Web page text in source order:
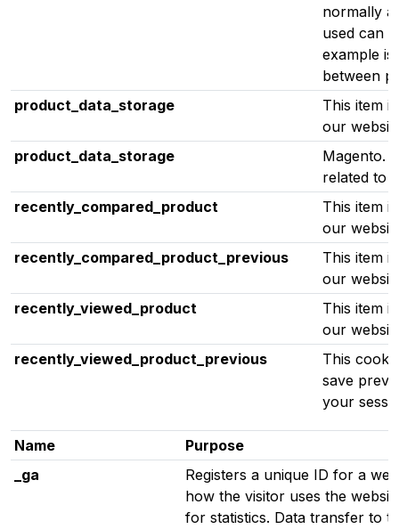
normally a
used can
example
between
product_data_storage
This item
our
product_data_storage
Magento.
related to
recently_compared_product
This item
our
recently_compared_product_previous
This item
our
recently_viewed_product
This item
our
recently_viewed_product_previous
This
save
your
Performance
Name
Purpose
_ga
Registers a unique ID for a
how the visitor uses the
for statistics. Data transfer to